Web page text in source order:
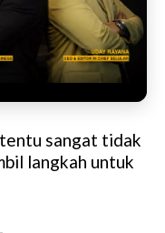
sangat tidak
langkah untuk